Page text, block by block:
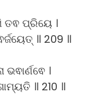
ତଵ ପ୍ରିୟେ ।
॥ 209 ॥
।
॥ 210 ॥